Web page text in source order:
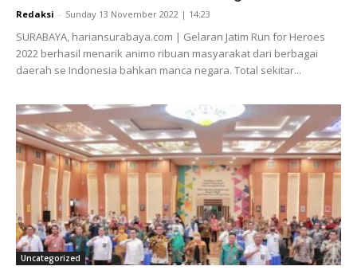
Redaksi - Sunday 13 November 2022 | 14:23
SURABAYA, hariansurabaya.com | Gelaran Jatim Run for Heroes
2022 berhasil menarik animo ribuan masyarakat dari berbagai
daerah se Indonesia bahkan manca negara. Total sekitar...
Uncategorized